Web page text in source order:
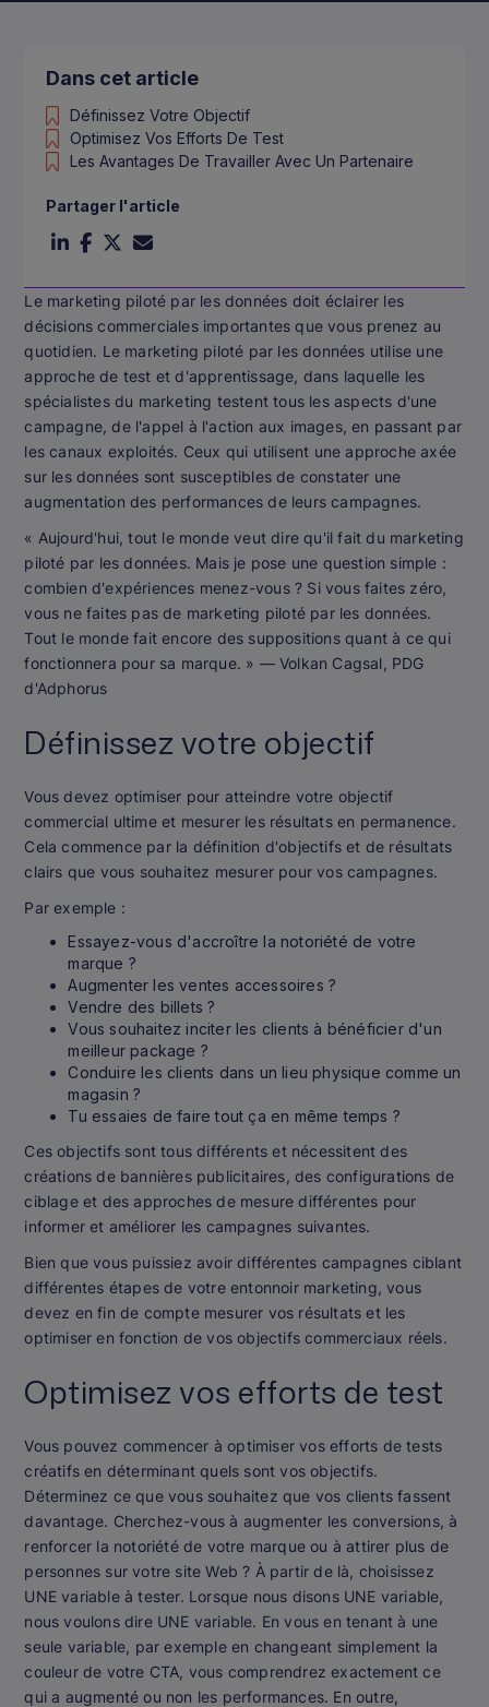
Le marketing piloté par les données doit éclairer les
décisions commerciales importantes que vous prenez au
quotidien. Le marketing piloté par les données utilise une
approche de test et d'apprentissage, dans laquelle les
spécialistes du marketing testent tous les aspects d'une
campagne, de l'appel à l'action aux images, en passant par
les canaux exploités. Ceux qui utilisent une approche axée
sur les données sont susceptibles de constater une
augmentation des performances de leurs campagnes.
« Aujourd'hui, tout le monde veut dire qu'il fait du marketing
piloté par les données. Mais je pose une question simple :
combien d'expériences menez-vous ? Si vous faites zéro,
vous ne faites pas de marketing piloté par les données.
Tout le monde fait encore des suppositions quant à ce qui
fonctionnera pour sa marque. » — Volkan Cagsal, PDG
d'Adphorus
Définissez votre objectif
Vous devez optimiser pour atteindre votre objectif
commercial ultime et mesurer les résultats en permanence.
Cela commence par la définition d'objectifs et de résultats
clairs que vous souhaitez mesurer pour vos campagnes.
Par exemple :
Essayez-vous d'accroître la notoriété de votre
marque ?
Augmenter les ventes accessoires ?
Vendre des billets ?
Vous souhaitez inciter les clients à bénéficier d'un
meilleur package ?
Conduire les clients dans un lieu physique comme un
magasin ?
Tu essaies de faire tout ça en même temps ?
Ces objectifs sont tous différents et nécessitent des
créations de bannières publicitaires, des configurations de
ciblage et des approches de mesure différentes pour
informer et améliorer les campagnes suivantes.
Bien que vous puissiez avoir différentes campagnes ciblant
différentes étapes de votre entonnoir marketing, vous
devez en fin de compte mesurer vos résultats et les
optimiser en fonction de vos objectifs commerciaux réels.
Optimisez vos efforts de test
Vous pouvez commencer à optimiser vos efforts de tests
créatifs en déterminant quels sont vos objectifs.
Déterminez ce que vous souhaitez que vos clients fassent
davantage. Cherchez-vous à augmenter les conversions, à
renforcer la notoriété de votre marque ou à attirer plus de
personnes sur votre site Web ? À partir de là, choisissez
UNE variable à tester. Lorsque nous disons UNE variable,
nous voulons dire UNE variable. En vous en tenant à une
seule variable, par exemple en changeant simplement la
couleur de votre CTA, vous comprendrez exactement ce
qui a augmenté ou non les performances. En outre,
Dans cet article
Définissez Votre Objectif
Optimisez Vos Efforts De Test
Les Avantages De Travailler Avec Un Partenaire
Partager l'article